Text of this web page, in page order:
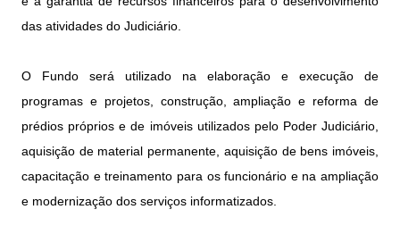
das atividades do Judiciário.
O Fundo será utilizado na elaboração e execução de
programas e projetos, construção, ampliação e reforma de
prédios próprios e de imóveis utilizados pelo Poder Judiciário,
aquisição de material permanente, aquisição de bens imóveis,
capacitação e treinamento para os funcionário e na ampliação
e modernização dos serviços informatizados.